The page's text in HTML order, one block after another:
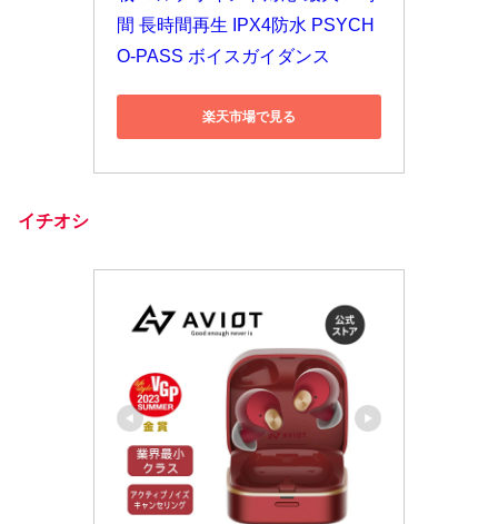
間 長時間再生 IPX4防水 PSYCH
O-PASS ボイスガイダンス
楽天市場で見る
イチオシ